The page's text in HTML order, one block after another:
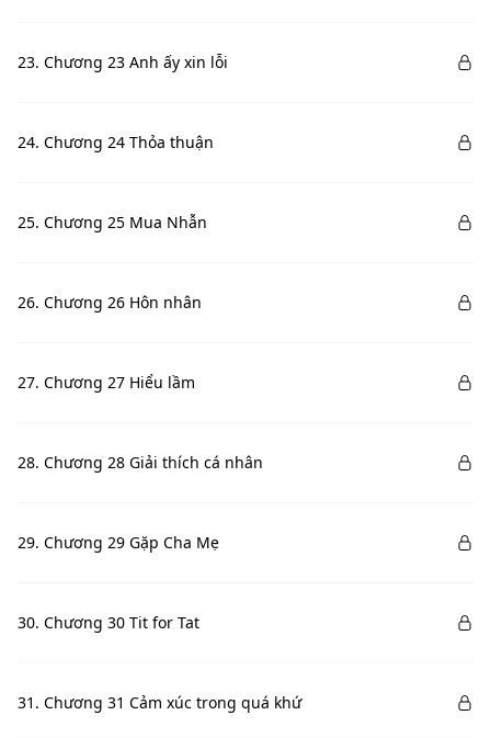
23. Chương 23 Anh ấy xin lỗi
24. Chương 24 Thỏa thuận
25. Chương 25 Mua Nhẫn
26. Chương 26 Hôn nhân
27. Chương 27 Hiểu lầm
28. Chương 28 Giải thích cá nhân
29. Chương 29 Gặp Cha Mẹ
30. Chương 30 Tit for Tat
31. Chương 31 Cảm xúc trong quá khứ